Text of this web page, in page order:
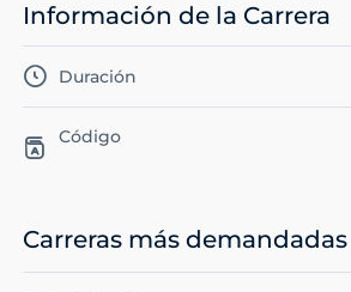
Información de la Carrera
Duración
Código
Carreras más demandadas